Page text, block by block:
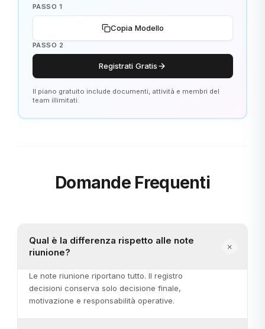
PASSO 1
Copia Modello
PASSO 2
Registrati Gratis
Il piano gratuito include documenti, attività e membri del
team illimitati.
Domande Frequenti
Qual è la differenza rispetto alle note
riunione?
Le note riunione riportano tutto. Il registro
decisioni conserva solo decisione finale,
motivazione e responsabilità operative.